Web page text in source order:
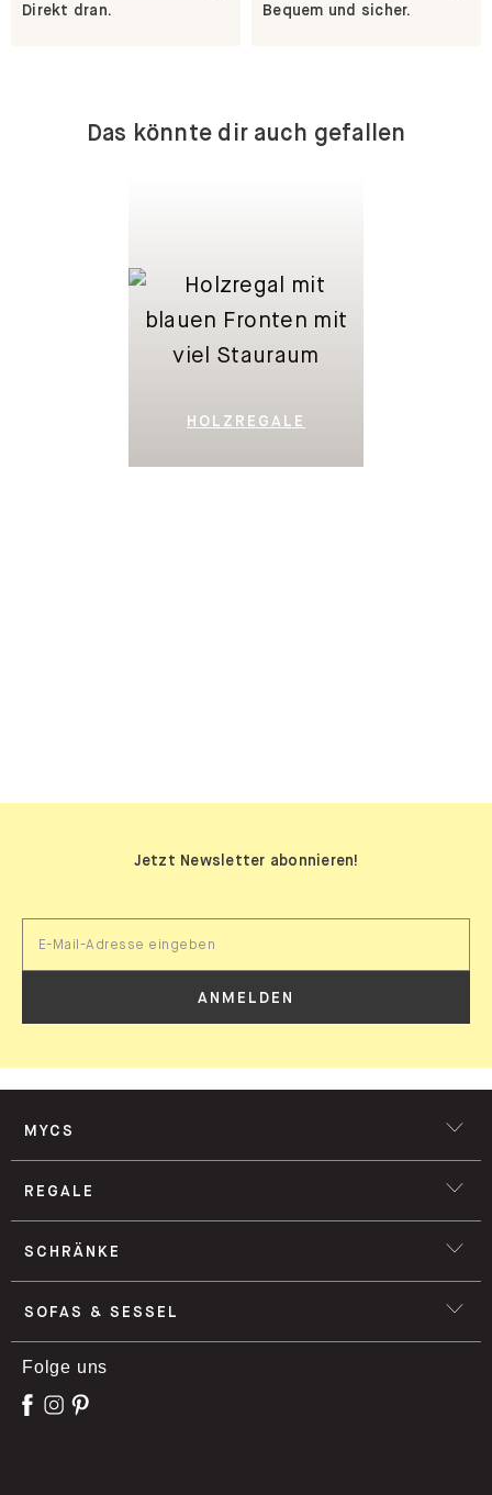
Direkt dran.
Bequem und sicher.
Das könnte dir auch gefallen
HOLZREGALE
Jetzt Newsletter abonnieren!
ANMELDEN
MYCS
REGALE
SCHRÄNKE
SOFAS & SESSEL
Folge uns